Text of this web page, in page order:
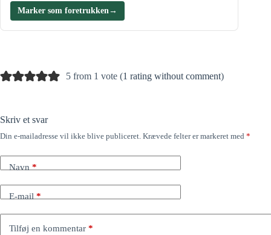
Marker som foretrukken →
5 from 1 vote (1 rating without comment)
Skriv et svar
Din e-mailadresse vil ikke blive publiceret. Krævede felter er markeret med *
Navn*
E-mail*
Tilføj en kommentar *